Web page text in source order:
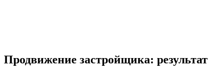
Продвижение застройщика: результат